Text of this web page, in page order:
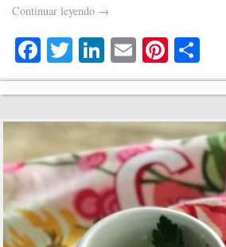
Continuar leyendo →
Fa
ce
bo
ok
T
wi
tte
r
Li
nk
ed
In
E
m
ail
Pi
nt
er
es
t
o
m
pa
rti
r